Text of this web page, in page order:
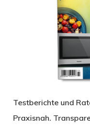
Testberichte und
Praxisnah.